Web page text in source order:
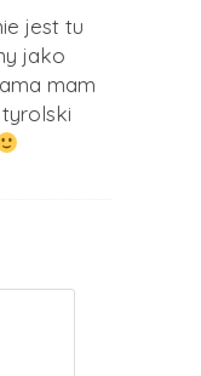
jest tu
jako
mam